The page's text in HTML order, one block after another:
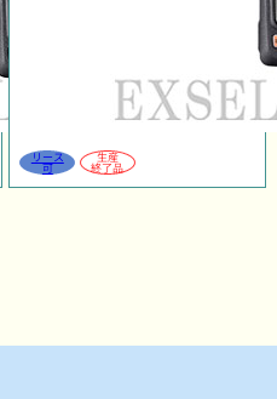
リース
可
生産
終了品